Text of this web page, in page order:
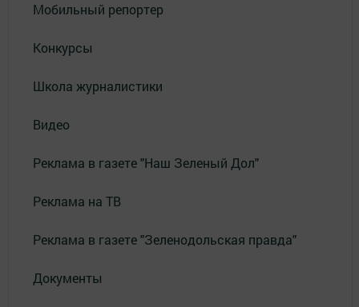
Мобильный репортер
Конкурсы
Школа журналистики
Видео
Реклама в газете "Наш Зеленый Дол"
Реклама на ТВ
Реклама в газете "Зеленодольская правда"
Документы